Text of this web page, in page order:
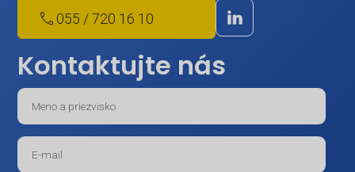
055 / 720 16 10
Kontaktujte nás